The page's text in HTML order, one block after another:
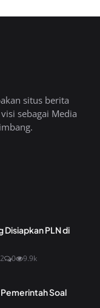
situs berita
sebagai Media
Disiapkan PLN di
0 9.9k
Soal